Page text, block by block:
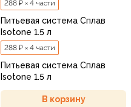
288 ₽ × 4 части
Питьевая система Сплав
Isotone 1.5 л
288 ₽ × 4 части
Питьевая система Сплав
Isotone 1.5 л
В корзину